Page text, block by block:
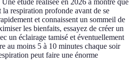
étude réalisée en 2026 a montré que
respiration profonde avant de se
et connaissent un sommeil de
les bienfaits, essayez de créer un
un éclairage tamisé et éventuellement
au moins 5 à 10 minutes chaque soir
peut faire une énorme